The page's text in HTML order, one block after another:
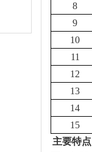
8
9
10
11
12
13
14
15
主要特点